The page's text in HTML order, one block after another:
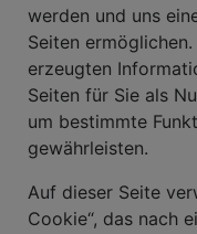
werden und uns
Seiten
erzeugten
Seiten für Sie als
um bestimmte
gewährleisten.
Auf dieser Seite
Cookie“, das nach